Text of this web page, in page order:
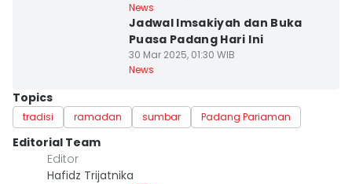
News
Jadwal Imsakiyah dan Buka
Puasa Padang Hari Ini
30 Mar 2025, 01:30 WIB
News
Topics
tradisi ramadan sumbar Padang Pariaman
Editorial Team
Editor
Hafidz Trijatnika